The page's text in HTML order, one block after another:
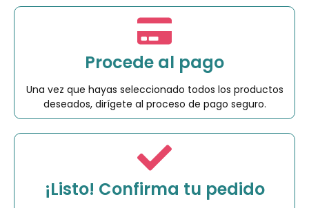
Procede al pago
Una vez que hayas seleccionado todos los productos
deseados, dirígete al proceso de pago seguro.
¡Listo! Confirma tu pedido